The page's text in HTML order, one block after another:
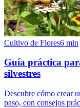
Cultivo de Flores6 min
Guía práctica
silvestres
Descubre cómo crear
paso, con consejos